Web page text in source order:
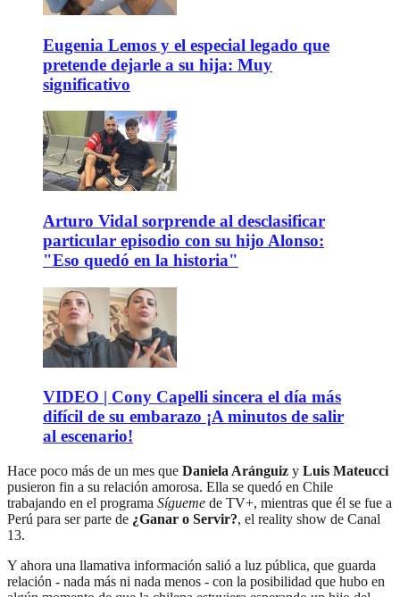
Eugenia Lemos y el especial legado que
pretende dejarle a su hija: Muy
significativo
Arturo Vidal sorprende al desclasificar
particular episodio con su hijo Alonso:
"Eso quedó en la historia"
VIDEO | Cony Capelli sincera el día más
difícil de su embarazo ¡A minutos de salir
al escenario!
Hace poco más de un mes que Daniela Aránguiz y Luis Mateucci
pusieron fin a su relación amorosa. Ella se quedó en Chile
trabajando en el programa Sígueme de TV+, mientras que él se fue a
Perú para ser parte de ¿Ganar o Servir?, el reality show de Canal
13.
Y ahora una llamativa información salió a luz pública, que guarda
relación - nada más ni nada menos - con la posibilidad que hubo en